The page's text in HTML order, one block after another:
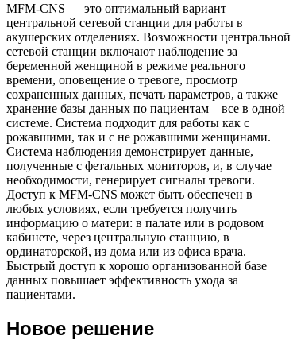
MFM-CNS — это оптимальный вариант
центральной сетевой станции для работы в
акушерских отделениях. Возможности центральной
сетевой станции включают наблюдение за
беременной женщиной в режиме реального
времени, оповещение о тревоге, просмотр
сохраненных данных, печать параметров, а также
хранение базы данных по пациентам – все в одной
системе. Система подходит для работы как с
рожавшими, так и с не рожавшими женщинами.
Система наблюдения демонстрирует данные,
полученные с фетальных мониторов, и, в случае
необходимости, генерирует сигналы тревоги.
Доступ к MFM-CNS может быть обеспечен в
любых условиях, если требуется получить
информацию о матери: в палате или в родовом
кабинете, через центральную станцию, в
ординаторской, из дома или из офиса врача.
Быстрый доступ к хорошо организованной базе
данных повышает эффективность ухода за
пациентами.
Новое решение